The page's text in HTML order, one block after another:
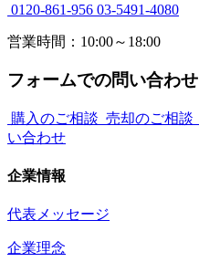
0120-861-956 03-5491-4080
営業時間：10:00～18:00
フォームでの問い合わせ
購入のご相談 売却のご相談
い合わせ
企業情報
代表メッセージ
企業理念